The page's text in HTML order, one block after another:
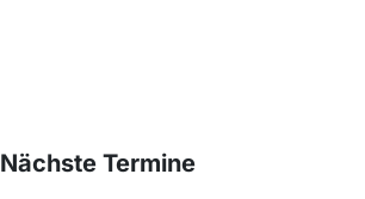
Nächste Termine